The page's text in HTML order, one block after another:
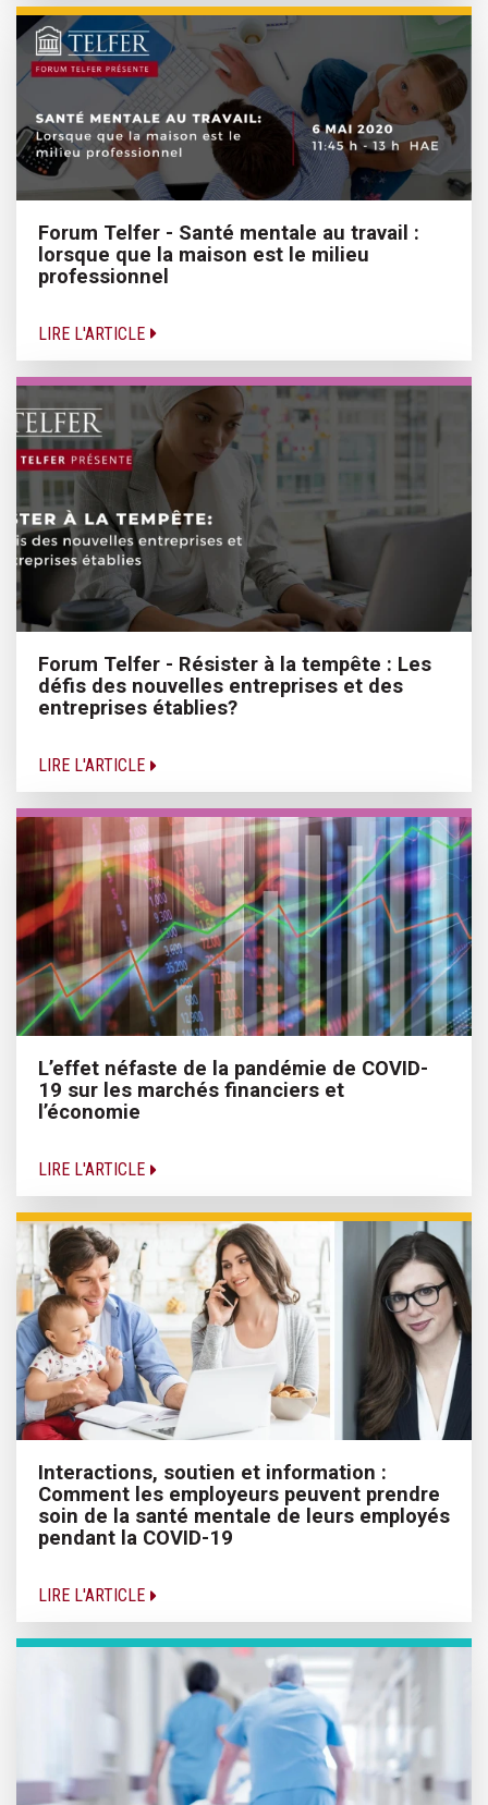
Forum Telfer - Santé mentale au travail :
lorsque que la maison est le milieu
professionnel
LIRE L'ARTICLE
Forum Telfer - Résister à la tempête : Les
défis des nouvelles entreprises et des
entreprises établies?
LIRE L'ARTICLE
L’effet néfaste de la pandémie de COVID-
19 sur les marchés financiers et
l’économie
LIRE L'ARTICLE
Interactions, soutien et information :
Comment les employeurs peuvent prendre
soin de la santé mentale de leurs employés
pendant la COVID-19
LIRE L'ARTICLE